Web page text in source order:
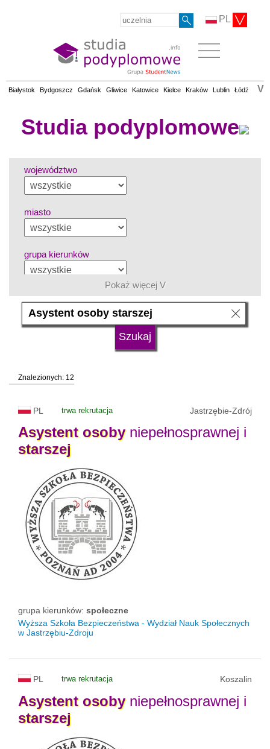
PL
Białystok Bydgoszcz Gdańsk Gliwice Katowice Kielce Kraków Lublin Łódź V
Studia podyplomowe
województwo
miasto
grupa kierunków
język
status uczelni
Pokaż więcej V
Znalezionych: 12
PL trwa rekrutacja Jastrzębie-Zdrój
Asystent osobyniepełnosprawnej i
starszej
grupa kierunków: społeczne
Wyższa Szkoła Bezpieczeństwa - Wydział Nauk Społecznych
w Jastrzębiu-Zdroju
PL trwa rekrutacja Koszalin
Asystent osobyniepełnosprawnej i
starszej